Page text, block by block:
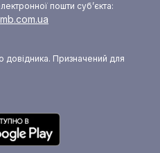
пошти суб’єкта:
довідника. Призначений для